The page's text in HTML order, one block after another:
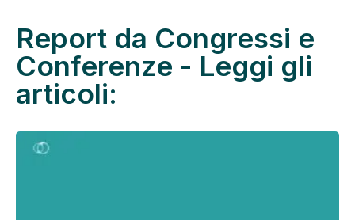
Report da Congressi e
Conferenze - Leggi gli
articoli: